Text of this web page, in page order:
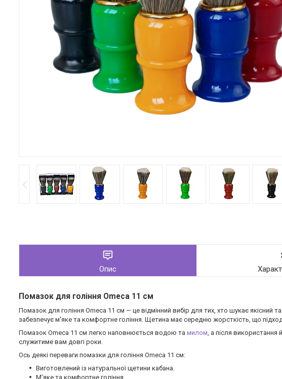
Опис
Помазок для гоління Omeca 11 см
Помазок для гоління Omeca 11 см — це відмінний вибір для тих, хто шукає
забезпечує м'яке та комфортне гоління. Щетина має середню жорсткість, що
Помазок Omeca 11 см легко наповнюється водою та милом, а після використання
служитиме вам довгі роки.
Ось деякі переваги помазки для гоління Omeca 11 см:
Виготовлений із натуральної щетини кабана.
М'яке та комфортне гоління.